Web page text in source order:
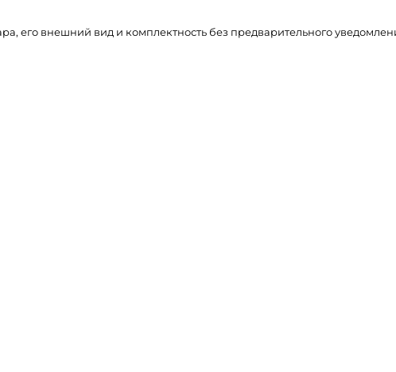
его внешний вид и комплектность без предварительного